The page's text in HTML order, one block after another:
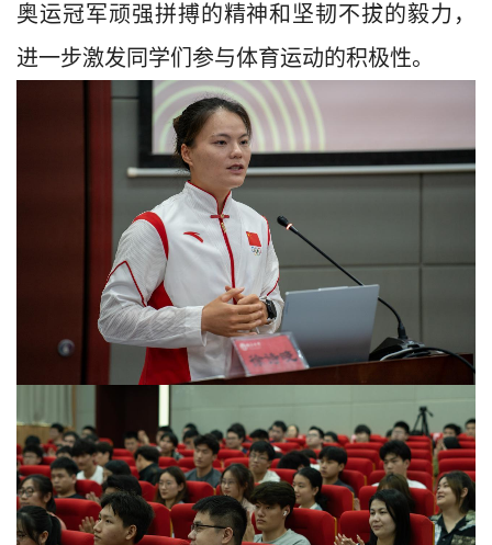
奥运冠军顽强拼搏的精神和坚韧不拔的毅力，
进一步激发同学们参与体育运动的积极性。